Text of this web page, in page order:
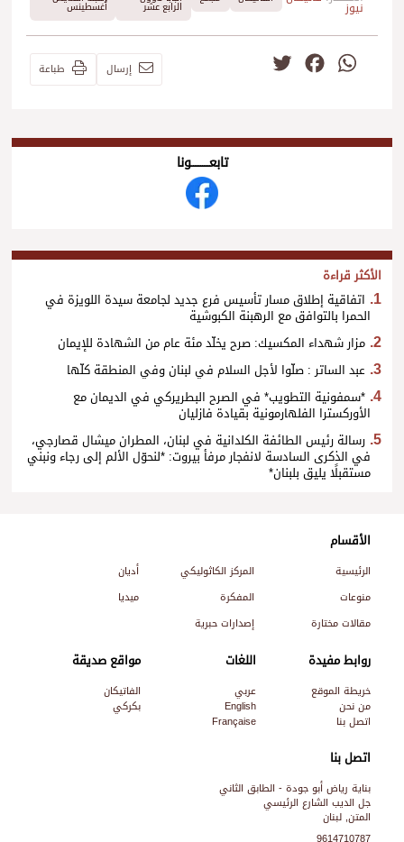
نيوز الرابع عشر أغسطينس
WhatsApp
Facebook إرسال طباعة
تابعــــــــــونا
الأكثر قراءة
اتفاقية إطلاق مسار تأسيس فرع جديد لجامعة سيدة اللويزة في
الحمرا بالتوافق مع الرهبنة الكبوشية
مزار شهداء المكسيك: صرح يخلّد مئة عام من الشهادة للإيمان
عبد الساتر : صلّوا لأجل السلام في لبنان وفي المنطقة كلّها
*سمفونية التطويب* في الصرح البطريركي في الديمان مع
الأوركسترا الفلهارمونية بقيادة فازليان
رسالة رئيس الطائفة الكلدانية في لبنان، المطران ميشال قصارجي،
في الذكرى السادسة لانفجار مرفأ بيروت: *لنحوّل الألم إلى رجاء ونبني
مستقبلًا يليق بلبنان*
اتصل بنا
بناية رياض أبو جودة - الطابق الثاني
جل الديب الشارع الرئيسي
المتن, لبنان
الأقسام
الرئيسية المركز الكاثوليكي
أديان
منوعات
المفكرة
ميديا
مقالات مختارة
إصدارات حبرية
روابط مفيدة
خريطة الموقع
من نحن
اتصل بنا
اللغات
عربي
English
Française
مواقع صديقة
الفاتيكان
بكركي